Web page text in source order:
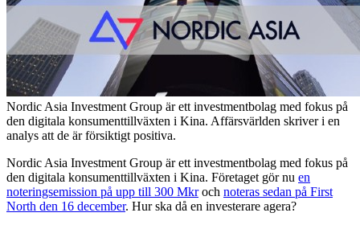
Nordic Asia Investment Group är ett investmentbolag med fokus på
den digitala konsumenttillväxten i Kina. Affärsvärlden skriver i en
analys att de är försiktigt positiva.
Nordic Asia Investment Group är ett investmentbolag med fokus på
den digitala konsumenttillväxten i Kina. Företaget gör nu en
noteringsemission på upp till 300 Mkroch noteras sedan på First
North den 16 december. Hur ska då en investerare agera?